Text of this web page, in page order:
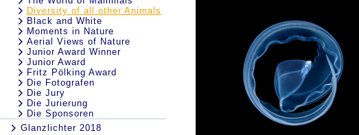
Diversity of all other Animals
Black and White
Moments in Nature
Aerial Views of Nature
Junior Award Winner
Junior Award
Fritz Pölking Award
Die Fotografen
Die Jury
Die Jurierung
Die Sponsoren
Glanzlichter 2018